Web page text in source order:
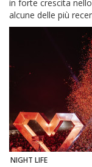
in forte crescita
alcune delle più
NIGHT LIFE